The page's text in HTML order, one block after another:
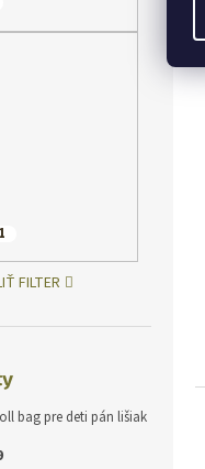
1
FILTER
bag pre deti pán lišiak